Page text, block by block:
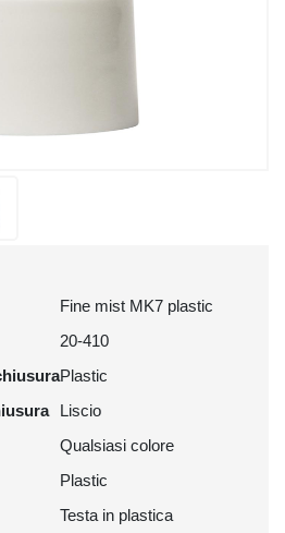
Fine mist MK7 plastic
20-410
Plastic
Liscio
Qualsiasi colore
Plastic
Testa in plastica